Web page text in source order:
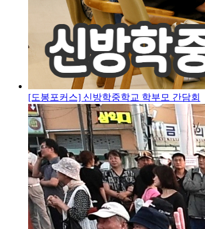
[도봉포커스] 신방학중학교 학부모 간담회